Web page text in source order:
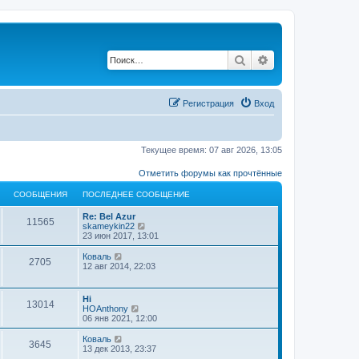
Поиск
Вход
Регистрация
Текущее время: 07 авг 2026, 13:05
Отметить форумы как прочтённые
СООБЩЕНИЯ ПОСЛЕДНЕЕ СООБЩЕНИЕ
11565
Re: Bel Azur
skameykin22
е
р
й
к
с
л
д
23 июн 2017, 13:01
2705 Коваль
е
и
к
п
с
12 авг 2014, 22:03
13014
Hi
HOAnthony
е
р
й
06 янв 2021, 12:00
3645 Коваль
е
13 дек 2013, 23:37